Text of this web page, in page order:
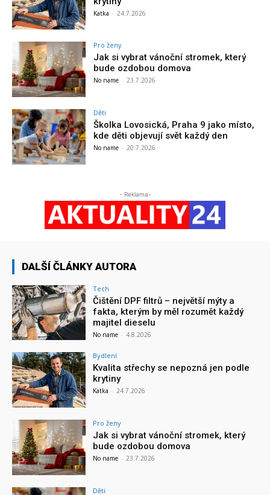
Katka - 24.7.2026
Pro ženy
Jak si vybrat vánoční stromek, který
bude ozdobou domova
No name - 23.7.2026
Děti
Školka Lovosická, Praha 9 jako místo,
kde děti objevují svět každý den
No name - 20.7.2026
- Reklama-
DALŠÍ ČLÁNKY AUTORA
Tech
Čištění DPF filtrů – největší mýty a
fakta, kterým by měl rozumět každý
majitel dieselu
No name - 4.8.2026
Bydlení
Kvalita střechy se nepozná jen podle
krytiny
Katka - 24.7.2026
Pro ženy
Jak si vybrat vánoční stromek, který
bude ozdobou domova
No name - 23.7.2026
Děti